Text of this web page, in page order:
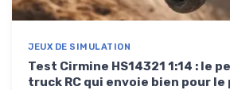
JEUX DE SIMULATION
Test Cirmine HS14321 1:14 : le
truck RC qui envoie bien pour le